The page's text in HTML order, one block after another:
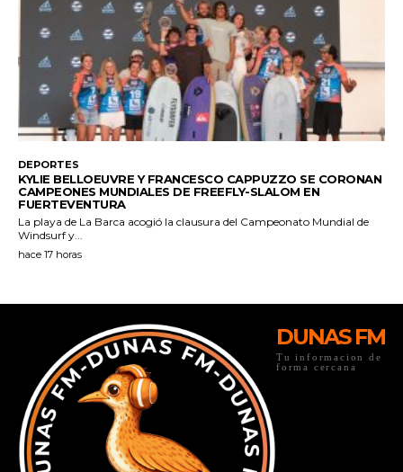
DUNAS FM
Tu informacion de
forma cercana